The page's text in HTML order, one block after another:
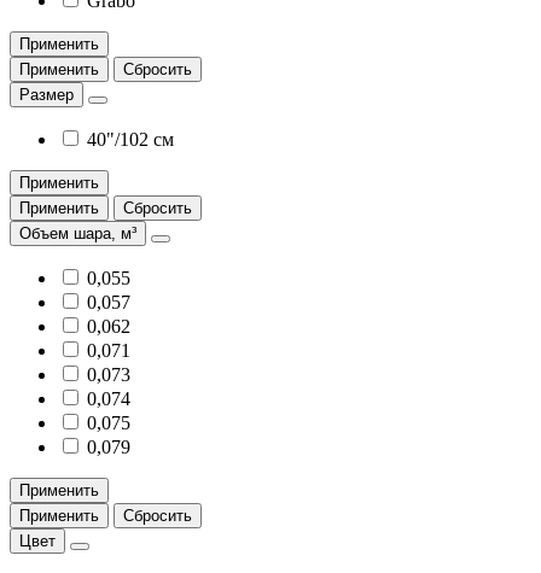
Применить
Применить
Сбросить
Размер
40"/102 см
Применить
Применить
Сбросить
Объем шара, м³
0,055
0,057
0,062
0,071
0,073
0,074
0,075
0,079
Применить
Применить
Сбросить
Цвет